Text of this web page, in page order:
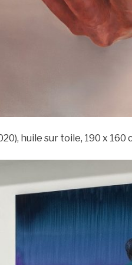
huile sur toile, 190 x 160